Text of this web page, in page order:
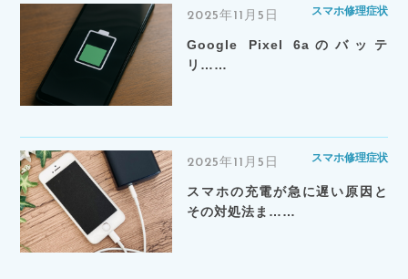
2025年11月5日 スマホ修理症状
Google Pixel 6aのバッテ
リ……
2025年11月5日 スマホ修理症状
スマホの充電が急に遅い原因と
その対処法ま……